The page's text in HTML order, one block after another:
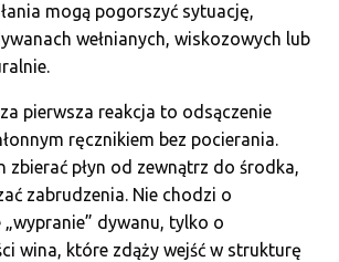
mogą pogorszyć sytuację,
wełnianych, wiskozowych lub
pierwsza reakcja to odsączenie
ręcznikiem bez pocierania.
zbierać płyn od zewnątrz do środka,
zabrudzenia. Nie chodzi o
dywanu, tylko o
wina, które zdąży wejść w strukturę